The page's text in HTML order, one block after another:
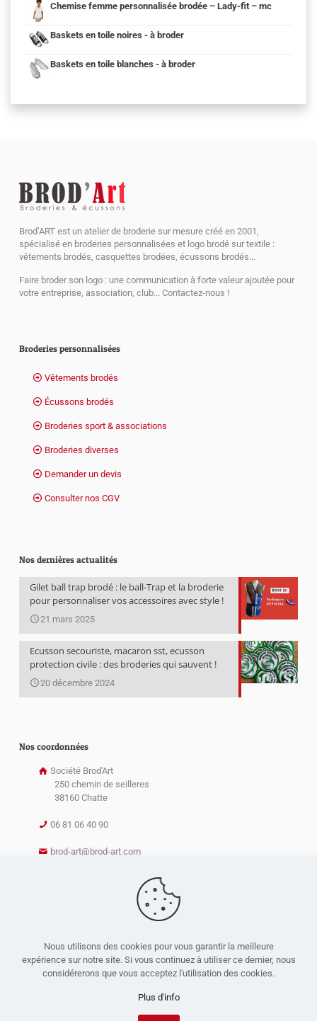
Chemise femme personnalisée brodée – Lady-fit – mc
Baskets en toile noires - à broder
Baskets en toile blanches - à broder
Brod’ART est un atelier de broderie sur mesure créé en 2001,
spécialisé en broderies personnalisées et logo brodé sur textile :
vêtements brodés, casquettes brodées, écussons brodés...
Faire broder son logo : une communication à forte valeur ajoutée pour
votre entreprise, association, club... Contactez-nous !
Broderies personnalisées
Vêtements brodés
Écussons brodés
Broderies sport & associations
Broderies diverses
Demander un devis
Consulter nos CGV
Nos dernières actualités
Gilet ball trap brodé : le ball-Trap et la broderie
pour personnaliser vos accessoires avec style !
21 mars 2025
Ecusson secouriste, macaron sst, ecusson
protection civile : des broderies qui sauvent !
20 décembre 2024
Nos coordonnées
Société Brod'Art
250 chemin de seilleres
38160 Chatte
06 81 06 40 90
brod-art@brod-art.com
Nous utilisons des cookies pour vous garantir la meilleure
expérience sur notre site. Si vous continuez à utiliser ce dernier, nous
considérerons que vous acceptez l'utilisation des cookies.
Plus d'info